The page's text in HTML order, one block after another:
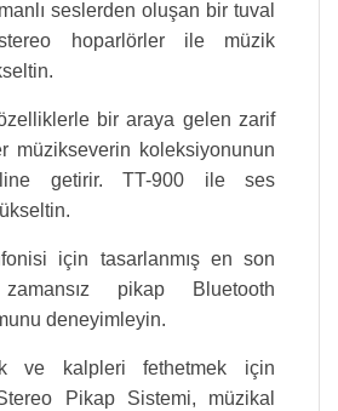
seslerden oluşan bir tuval
hoparlörler ile müzik
bir araya gelen zarif
müzikseverin koleksiyonunun
getirir. TT-900 ile ses
için tasarlanmış en son
pikap Bluetooth
deneyimleyin.
ve kalpleri fethetmek için
Pikap Sistemi, müzikal